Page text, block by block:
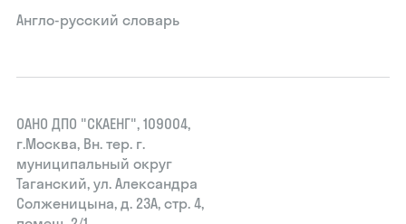
Англо-русский словарь
ОАНО ДПО "СКАЕНГ", 109004,
г.Москва, Вн. тер. г.
муниципальный округ
Таганский, ул. Александра
Солженицына, д. 23А, стр. 4,